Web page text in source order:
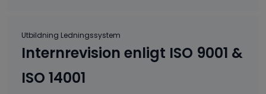
Utbildning Ledningssystem
Internrevision enligt ISO 9001 &
ISO 14001